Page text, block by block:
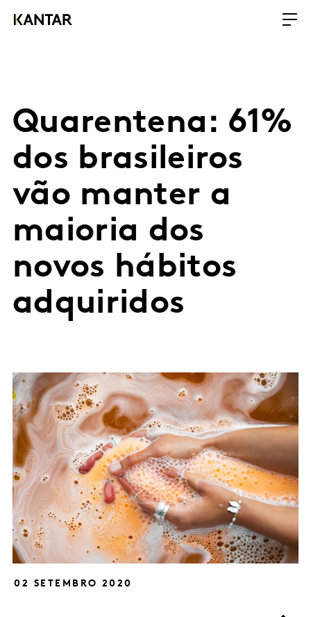
Quarentena: 61%
dos brasileiros
vão manter a
maioria dos
novos hábitos
adquiridos
02 SETEMBRO 2020